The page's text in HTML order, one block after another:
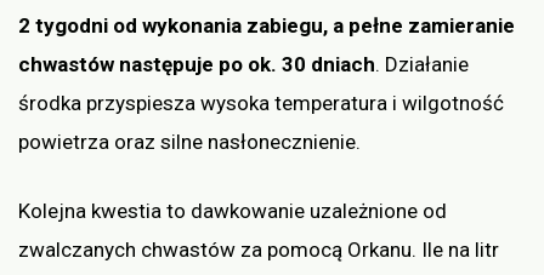
2 tygodni od wykonania zabiegu, a pełne zamieranie
chwastów następuje po ok. 30 dniach. Działanie
środka przyspiesza wysoka temperatura i wilgotność
powietrza oraz silne nasłonecznienie.
Kolejna kwestia to dawkowanie uzależnione od
zwalczanych chwastów za pomocą Orkanu. Ile na litr